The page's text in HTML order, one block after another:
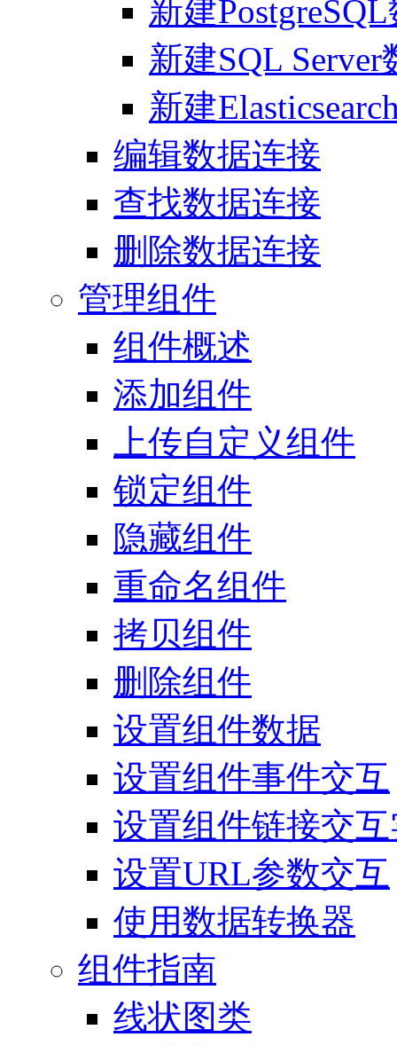
新建
新建SQL
新建
编辑数据连接
查找数据连接
删除数据连接
管理组件
组件概述
添加组件
上传自定义组件
锁定组件
隐藏组件
重命名组件
拷贝组件
删除组件
设置组件数据
设置组件事件交互
设置组件链接交
设置URL参数交互
使用数据转换器
组件指南
线状图类